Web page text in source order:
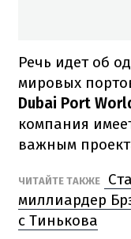
Речь идет об
мировых
Dubai Port
компания
важным
ЧИТАЙТЕ ТАКЖЕ
миллиардер
с Тинькова